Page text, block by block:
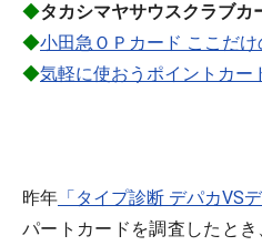
◆タカシマヤサウスクラブカ
◆小田急ＯＰカード ここだけ
◆気軽に使おうポイントカー
昨年 「タイプ診断 デパカVSデ
パートカードを調査したと